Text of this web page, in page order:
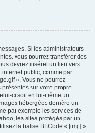
Si les administrateurs
vous pourrez transférer des
devrez insérer un lien vers
public, comme par
». Vous ne pourrez
sur votre propre
ci soit en lui-même un
hébergées derrière un
par exemple les services de
les sites protégés par un
la balise BBCode « [img] ».